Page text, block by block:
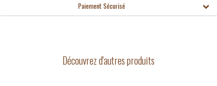
Paiement Sécurisé
Découvrez d'autres produits